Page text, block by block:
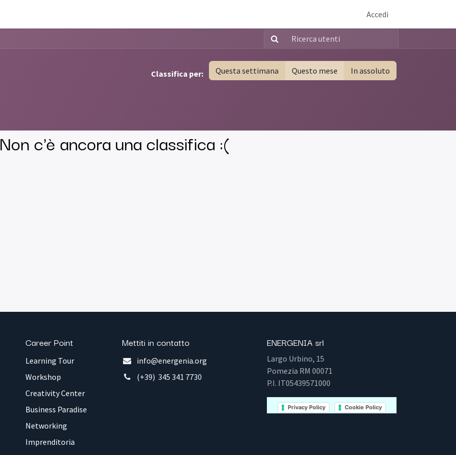
Accedi
Classifica per: Questa settimana Questo mese In assoluto
Non c'è ancora una classifica :(
Career Point
Learning Tour
Workshop
Creativity Center
Business Paradise
Networking
Imprenditoria
Mettiti in contatto
info@energenia.org
(+39) 345 341 7730
ENERGENIA srl
Largo Urbino, 15
Pomezia RM 00071
P.I. IT05439571000
Privacy Policy Cookie Policy